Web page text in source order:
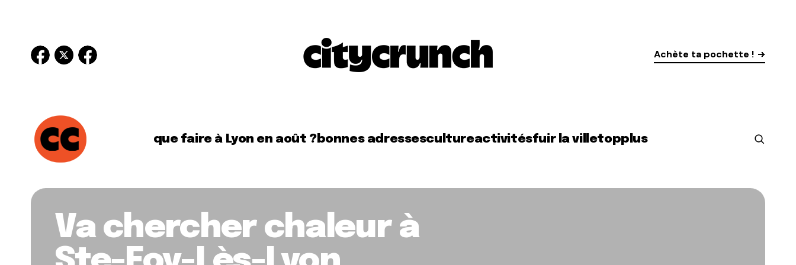
Achète ta pochette !
que faire à Lyon en août ?bonnes adressescultureactivitésfuir la villetopplus
Va chercher chaleur à